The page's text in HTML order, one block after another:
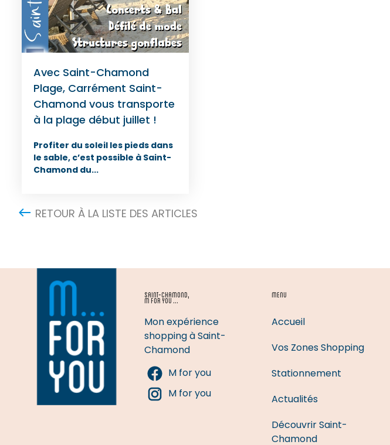
Avec Saint-Chamond
Plage, Carrément Saint-
Chamond vous transporte
à la plage début juillet !
Profiter du soleil les pieds dans
le sable, c’est possible à Saint-
Chamond du...
RETOUR À LA LISTE DES ARTICLES
SAINT-CHAMOND,
M FOR YOU ...
Mon expérience
shopping à Saint-
Chamond
M for you
M for you
MENU
Accueil
Vos Zones Shopping
Stationnement
Actualités
Découvrir Saint-
Chamond